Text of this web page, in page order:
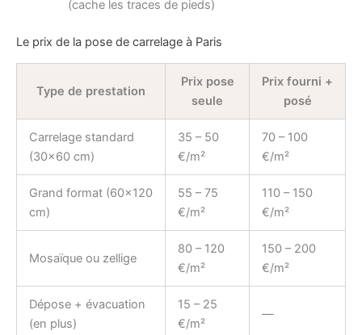
(cache les traces de pieds)
Le prix de la pose de carrelage à Paris
Type de prestation
Prix pose
seule
Prix fourni +
posé
Carrelage standard
(30×60 cm)
35 – 50
€/m²
70 – 100
€/m²
Grand format (60×120
cm)
55 – 75
€/m²
110 – 150
€/m²
Mosaïque ou zellige
80 – 120
€/m²
150 – 200
€/m²
Dépose + évacuation
(en plus)
15 – 25
€/m²
—